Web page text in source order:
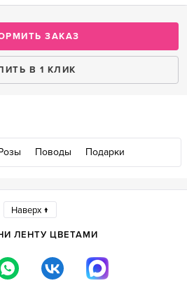
ЗАКАЗ
В 1 КЛИК
Поводы Подарки
ЛЕНТУ ЦВЕТАМИ
Наверх ↑